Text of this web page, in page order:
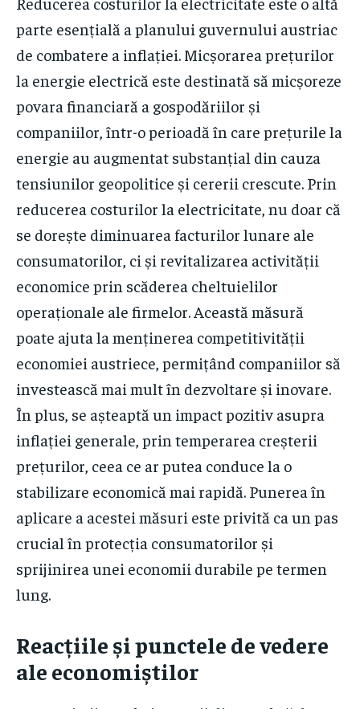
parte esențială a planului guvernului austriac
de combatere a inflației. Micșorarea prețurilor
la energie electrică este destinată să micșoreze
povara financiară a gospodăriilor și
companiilor, într-o perioadă în care prețurile la
energie au augmentat substanțial din cauza
tensiunilor geopolitice și cererii crescute. Prin
reducerea costurilor la electricitate, nu doar că
se dorește diminuarea facturilor lunare ale
consumatorilor, ci și revitalizarea activității
economice prin scăderea cheltuielilor
operaționale ale firmelor. Această măsură
poate ajuta la menținerea competitivității
economiei austriece, permițând companiilor să
investească mai mult în dezvoltare și inovare.
În plus, se așteaptă un impact pozitiv asupra
inflației generale, prin temperarea creșterii
prețurilor, ceea ce ar putea conduce la o
stabilizare economică mai rapidă. Punerea în
aplicare a acestei măsuri este privită ca un pas
crucial în protecția consumatorilor și
sprijinirea unei economii durabile pe termen
lung.
Reacțiile și punctele de vedere
ale economiștilor